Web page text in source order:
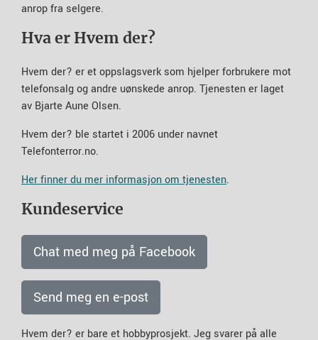
anrop fra selgere.
Hva er Hvem der?
Hvem der? er et oppslagsverk som hjelper forbrukere mot
telefonsalg og andre uønskede anrop. Tjenesten er laget
av Bjarte Aune Olsen.
Hvem der? ble startet i 2006 under navnet
Telefonterror.no.
Her finner du mer informasjon om tjenesten.
Kundeservice
Chat med meg på Facebook
Send meg en e-post
Hvem der? er bare et hobbyprosjekt. Jeg svarer på alle